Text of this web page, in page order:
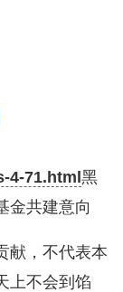
省科学技术厅
年1月27日
4-71.html 黑
金共建意向
献，不代表本
上不会到馅